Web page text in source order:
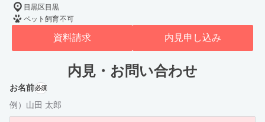
目黒区目黒
ペット飼育不可
資料請求 内見申し込み
内見・お問い合わせ
お名前必須
例）山田 太郎